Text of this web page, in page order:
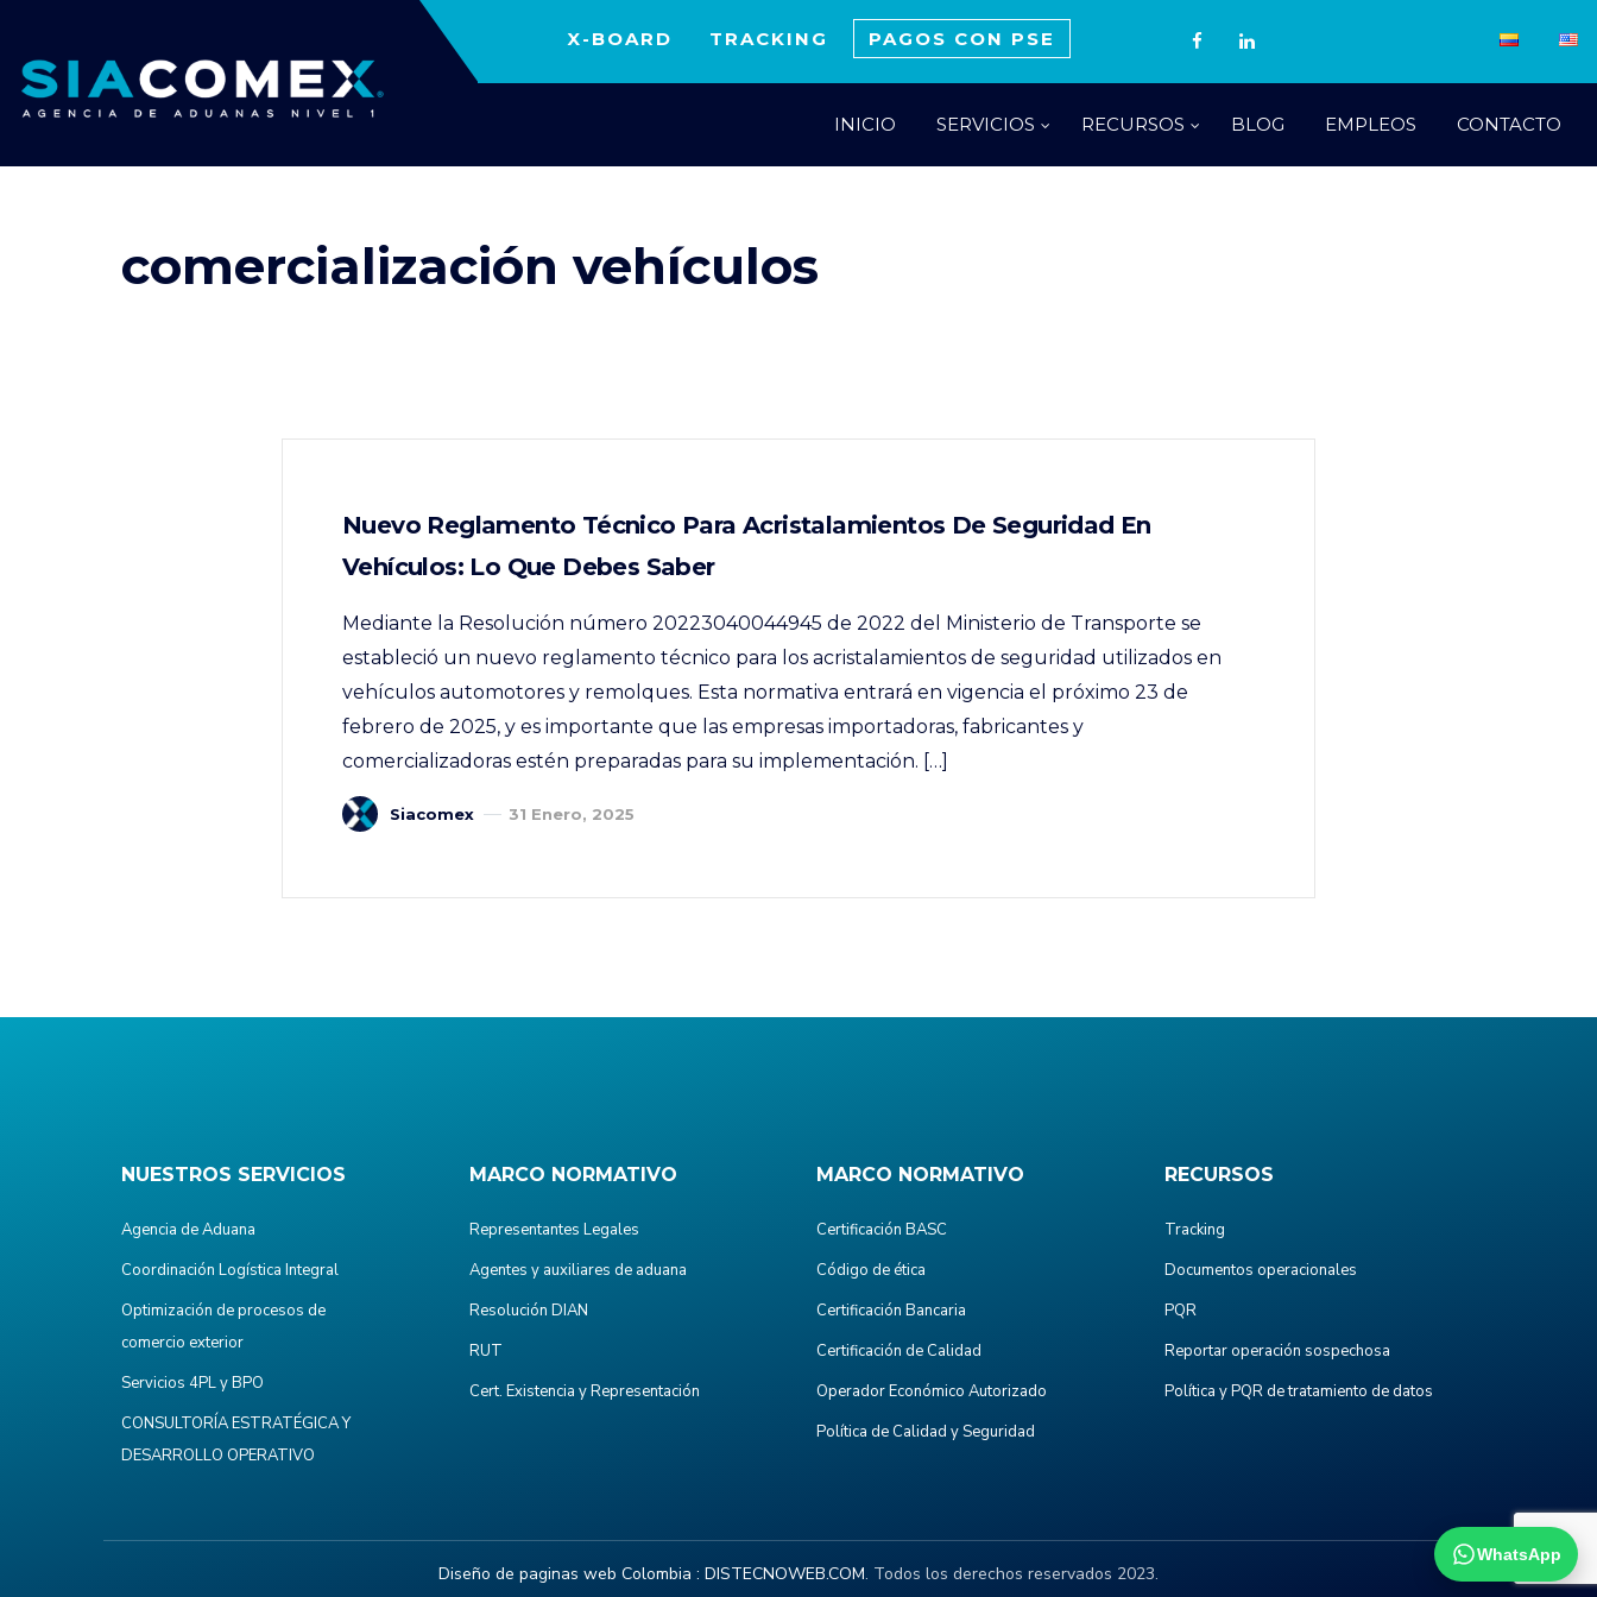
X-BOARD TRACKING PAGOS CON PSE
INICIO SERVICIOS RECURSOS BLOG EMPLEOS CONTACTO
comercialización vehículos
Nuevo Reglamento Técnico Para Acristalamientos De Seguridad En
Vehículos: Lo Que Debes Saber
Mediante la Resolución número 20223040044945 de 2022 del Ministerio de Transporte se
estableció un nuevo reglamento técnico para los acristalamientos de seguridad utilizados en
vehículos automotores y remolques. Esta normativa entrará en vigencia el próximo 23 de
febrero de 2025, y es importante que las empresas importadoras, fabricantes y
comercializadoras estén preparadas para su implementación. […]
Siacomex 31 Enero, 2025
NUESTROS SERVICIOS
Agencia de Aduana
Coordinación Logística Integral
Optimización de procesos de
comercio exterior
Servicios 4PL y BPO
CONSULTORÍA ESTRATÉGICA Y
DESARROLLO OPERATIVO
MARCO NORMATIVO
Representantes Legales
Agentes y auxiliares de aduana
Resolución DIAN
RUT
Cert. Existencia y Representación
MARCO NORMATIVO
Certificación BASC
Código de ética
Certificación Bancaria
Certificación de Calidad
Operador Económico Autorizado
Política de Calidad y Seguridad
RECURSOS
Tracking
Documentos operacionales
PQR
Reportar operación sospechosa
Política y PQR de tratamiento de datos
Diseño de paginas web Colombia : DISTECNOWEB.COM. Todos los derechos reservados 2023.
WhatsApp